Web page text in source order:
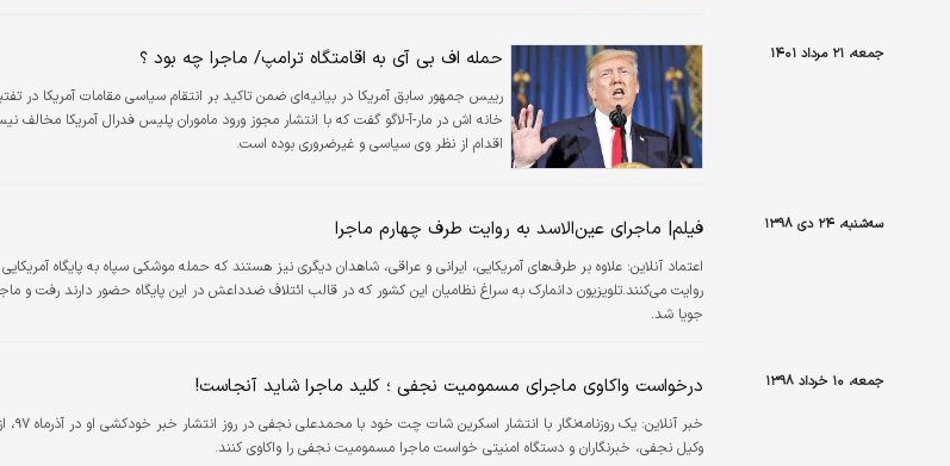
جمعه، ۲۱ مرداد ۱۴۰۱ حمله اف بی آی به اقامتگاه ترامپ/ ماجرا چه بود ؟
رییس جمهور سابق آمریکا در بیانیه‌ای ضمن تاکید بر انتقام سیاسی مقامات آمریکا در
خانه اش در مار-آ-لاگو گفت که با انتشار مجوز ورود ماموران پلیس فدرال آمریکا مخالف
اقدام از نظر وی سیاسی و غیرضروری بوده است.
سه‌شنبه، ۲۴ دی ۱۳۹۸ فیلم| ماجرای عین‌الاسد به روایت طرف چهارم ماجرا
اعتماد آنلاین: علاوه بر طرف‌های آمریکایی، ایرانی و عراقی، شاهدان دیگری نیز هستند که حمله موشکی سپاه به پایگاه آمریکایی
روایت می‌کنند.تلویزیون دانمارک به سراغ نظامیان این کشور که در قالب ائتلاف ضدداعش در این پایگاه حضور دارند رفت و ماجرا
جویا شد.
جمعه، ۱۰ خرداد ۱۳۹۸ درخواست واکاوی ماجرای مسمومیت نجفی ؛ کلید ماجرا شاید آنجاست!
خبر آنلاین:
یک
وکیل نجفی، خبرنگاران و دستگاه امنیتی خواست ماجرا مسمومیت نجفی را واکاوی کنند.